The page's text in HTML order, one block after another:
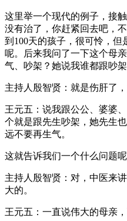
这里举一个现代的例子，接
没有治了，你赶紧回去吧，
到100天的孩子，很可怜，
呢。后来我问了一下这个母
气、吵架？她说我谁都跟吵架
主持人殷智贤：就是伤肝了
王元五：说我跟公公、婆婆
个就是跟先生吵架，她先生
远不要再生气。
这就告诉我们一个什么问题
主持人殷智贤：对，中医来
大的。
王元五：一直说伟大的母亲